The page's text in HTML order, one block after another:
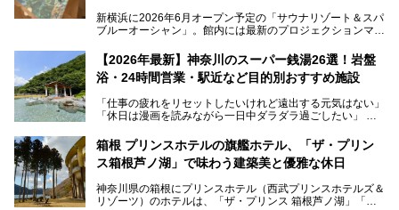
新横浜に2026年6月オープン予定の「サウナリゾート＆スパ
ブルーオーシャン」。館内には最新のプロジェクションマッ
的な“没入感（イマーシブ）”を体験できます。
今回は、そんな大注目の施設に一足先にお邪魔し、その全貌
を見学させていただきました！
サウナ室の中に咲き誇る桜、魚たちが泳ぐ水風呂、そしてバ
リのビーチを思わせる休憩スペース…。驚きの連続だった館
内の様子をレポートします！
【2026年最新】神奈川のスーパー銭湯26選！岩盤
浴・24時間営業・駅近など目的別おすすめ施設
「仕事の疲れをリセットしたいけれど遠出する元気はない」
「休日は漫画を読みながら一日中ダラダラ過ごしたい」
たい」
そんな「癒やされたい」という願いを叶えてくれるのが、神
神奈川県には、サウナや岩盤浴、一日中遊べるエンタメ施設
など、“非日常”を味わえるスーパー銭湯が数多く揃っていま
箱根 プリンスホテルの旗艦ホテル、「ザ・プリン
ス箱根芦ノ湖」で味わう建築美と優雅な休日
神奈川県の箱根にプリンスホテル（西武プリンスホテルズ＆
リゾーツ）のホテルは、「ザ・プリンス 箱根芦ノ湖」「芦